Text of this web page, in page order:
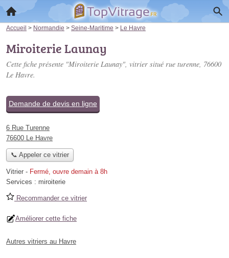
Accueil > Normandie > Seine-Maritime > Le Havre
Miroiterie Launay
Cette fiche présente "Miroiterie Launay", vitrier situé rue turenne, 76600
Le Havre.
Demande de devis en ligne
6 Rue Turenne
76600 Le Havre
📞 Appeler ce vitrier
Vitrier - Fermé, ouvre demain à 8h
Services : miroiterie
Recommander ce vitrier
Améliorer cette fiche
Autres vitriers au Havre